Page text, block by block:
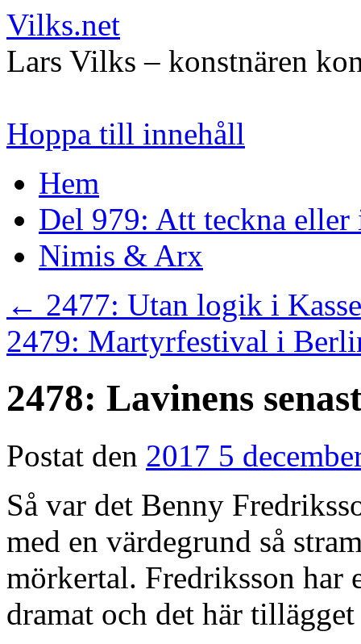
Vilks.net
Lars Vilks – konstnären
Hoppa till innehåll
Hem
Del 979: Att teckna eller
Nimis & Arx
← 2477: Utan logik i
2479: Martyrfestival i
2478: Lavinens
Postat den 2017 5
Så var det Benny
med en värdegrund så
mörkertal. Fredriksson
dramat och det här